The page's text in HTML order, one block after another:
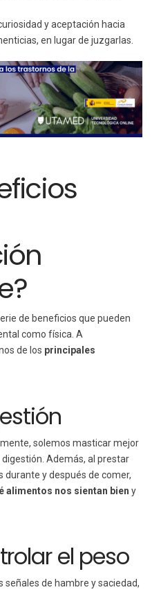
y aceptación hacia
en lugar de juzgarlas.
de beneficios que pueden
como física. A
de los principales
solemos masticar mejor
Además, al prestar
y después de comer,
alimentos nos sientan bien y
el peso
de hambre y saciedad,